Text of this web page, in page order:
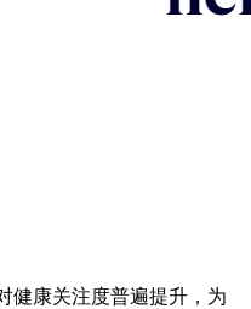
健康关注度普遍提升，为